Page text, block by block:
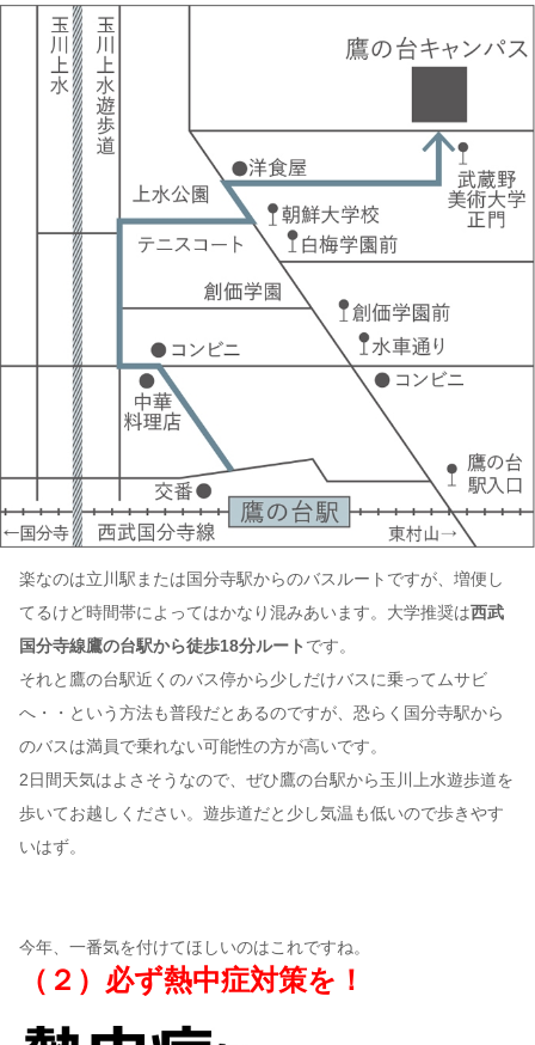
楽なのは立川駅または国分寺駅からのバスルートですが、増便し
てるけど時間帯によってはかなり混みあいます。大学推奨は西武
国分寺線鷹の台駅から徒歩18分ルート です。
それと鷹の台駅近くのバス停から少しだけバスに乗ってムサビ
へ・・という方法も普段だとあるのですが、恐らく国分寺駅から
のバスは満員で乗れない可能性の方が高いです。
2日間天気はよさそうなので、ぜひ鷹の台駅から玉川上水遊歩道を
歩いてお越しください。遊歩道だと少し気温も低いので歩きやす
いはず。
今年、一番気を付けてほしいのはこれですね。
（２）必ず熱中症対策を！